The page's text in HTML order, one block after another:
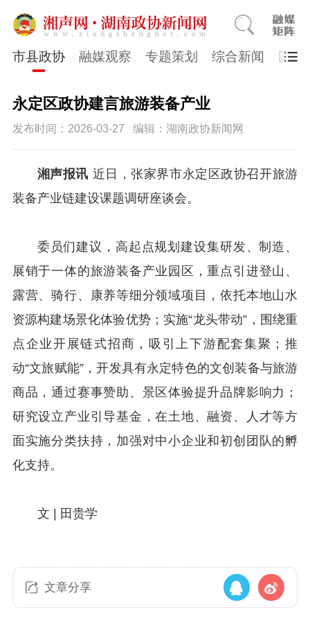
市县政协 融媒观察 专题策划 综合新闻 国医
永定区政协建言旅游装备产业
发布时间：2026-03-27 编辑：湖南政协新闻网
湘声报讯 近日，张家界市永定区政协召开旅游
装备产业链建设课题调研座谈会。
委员们建议，高起点规划建设集研发、制造、
展销于一体的旅游装备产业园区，重点引进登山、
露营、骑行、康养等细分领域项目，依托本地山水
资源构建场景化体验优势；实施“龙头带动”，围绕重
点企业开展链式招商，吸引上下游配套集聚；推
动“文旅赋能”，开发具有永定特色的文创装备与旅游
商品，通过赛事赞助、景区体验提升品牌影响力；
研究设立产业引导基金，在土地、融资、人才等方
面实施分类扶持，加强对中小企业和初创团队的孵
化支持。
文 | 田贵学
文章分享